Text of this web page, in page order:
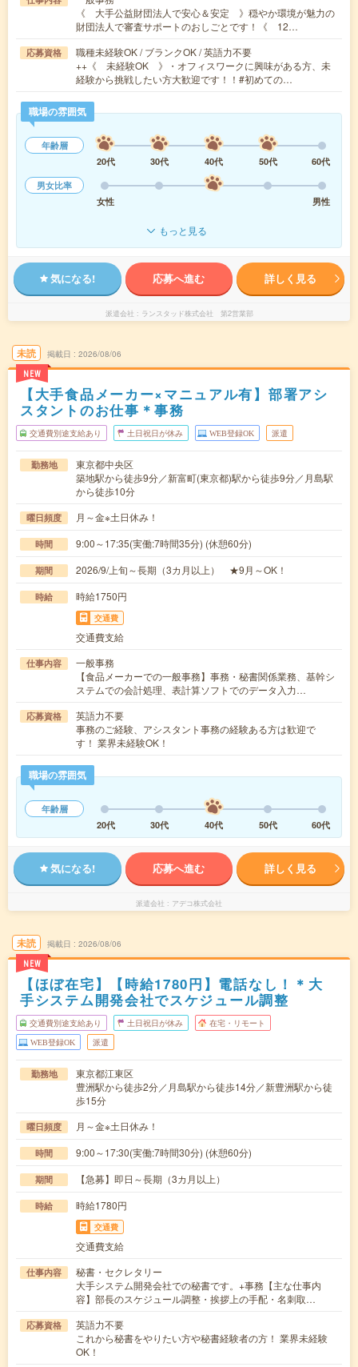
《 大手公益財団法人で安心＆安定 》穏やか環境が魅力の
財団法人で審査サポートのおしごとです！《 12…
応募資格
職種未経験OK / ブランクOK / 英語力不要
++《 未経験OK 》・オフィスワークに興味がある方、未
経験から挑戦したい方大歓迎です！！#初めての…
職場の雰囲気
年齢層
20代
30代 40代 50代
60代
男女比率
女性
男性
もっと見る
気になる! 応募へ進む 詳しく見る
派遣会社 ランスタッド株式会社 第2営業部
未読
NEW
掲載日 2026/08/06
【大手食品メーカー×マニュアル有】部署アシ
スタントのお仕事＊事務
交通費別途支給あり 土日祝日が休み WEB登録OK 派遣
勤務地
東京都中央区
築地駅から徒歩9分／新富町(東京都)駅から徒歩9分／月島駅
から徒歩10分
曜日頻度 月～金※土日休み！
時間 9:00～17:35(実働:7時間35分) (休憩60分)
期間 2026/9/上旬～長期（3カ月以上） ★9月～OK！
時給 時給1750円
交通費
交通費支給
仕事内容
一般事務
【食品メーカーでの一般事務】事務・秘書関係業務、基幹シ
ステムでの会計処理、表計算ソフトでのデータ入力…
応募資格
英語力不要
事務のご経験、アシスタント事務の経験ある方は歓迎で
す！ 業界未経験OK！
職場の雰囲気
年齢層
20代
30代 40代 50代 60代
気になる! 応募へ進む 詳しく見る
派遣会社 アデコ株式会社
未読
NEW
掲載日 2026/08/06
【ほぼ在宅】【時給1780円】電話なし！＊大
手システム開発会社でスケジュール調整
交通費別途支給あり 土日祝日が休み 在宅・リモート
WEB登録OK 派遣
勤務地
東京都江東区
豊洲駅から徒歩2分／月島駅から徒歩14分／新豊洲駅から徒
歩15分
曜日頻度 月～金※土日休み！
時間 9:00～17:30(実働:7時間30分) (休憩60分)
期間 【急募】即日～長期（3カ月以上）
時給 時給1780円
交通費
交通費支給
仕事内容
秘書・セクレタリー
大手システム開発会社での秘書です。+事務【主な仕事内
容】部長のスケジュール調整・挨拶上の手配・名刺取…
応募資格
英語力不要
これから秘書をやりたい方や秘書経験者の方！ 業界未経験
OK！